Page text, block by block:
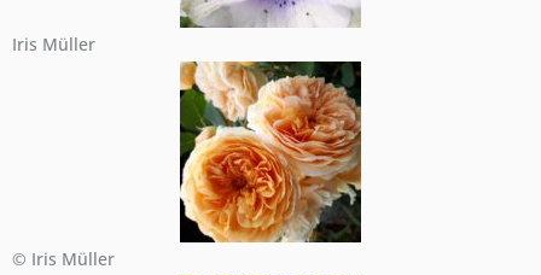
Iris Müller
© Iris Müller